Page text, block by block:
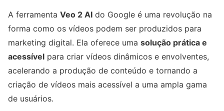
A ferramenta Veo 2 AI do Google é uma revolução na
forma como os vídeos podem ser produzidos para
marketing digital. Ela oferece uma solução prática e
acessível para criar vídeos dinâmicos e envolventes,
acelerando a produção de conteúdo e tornando a
criação de vídeos mais acessível a uma ampla gama
de usuários.